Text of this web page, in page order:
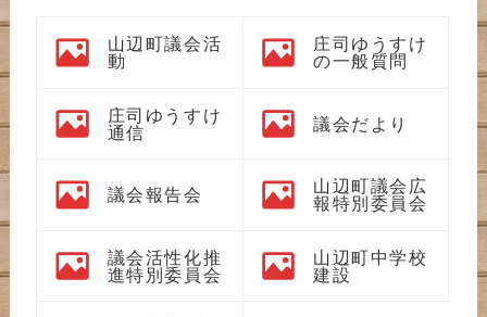
山辺町議会活
動
庄司ゆうすけ
の一般質問
庄司ゆうすけ
通信
議会だより
議会報告会
山辺町議会広
報特別委員会
議会活性化推
進特別委員会
山辺町中学校
建設